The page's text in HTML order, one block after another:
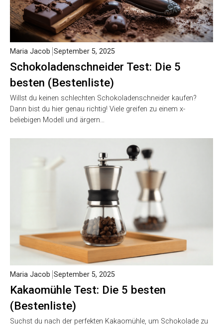
Schokoladenschneider Test: Die 5
besten (Bestenliste)
Maria Jacob September 5, 2025
Willst du keinen schlechten Schokoladenschneider kaufen?
Dann bist du hier genau richtig! Viele greifen zu einem x-
beliebigen Modell und ärgern…
Kakaomühle Test: Die 5 besten
(Bestenliste)
Maria Jacob September 5, 2025
Suchst du nach der perfekten Kakaomühle, um Schokolade zu